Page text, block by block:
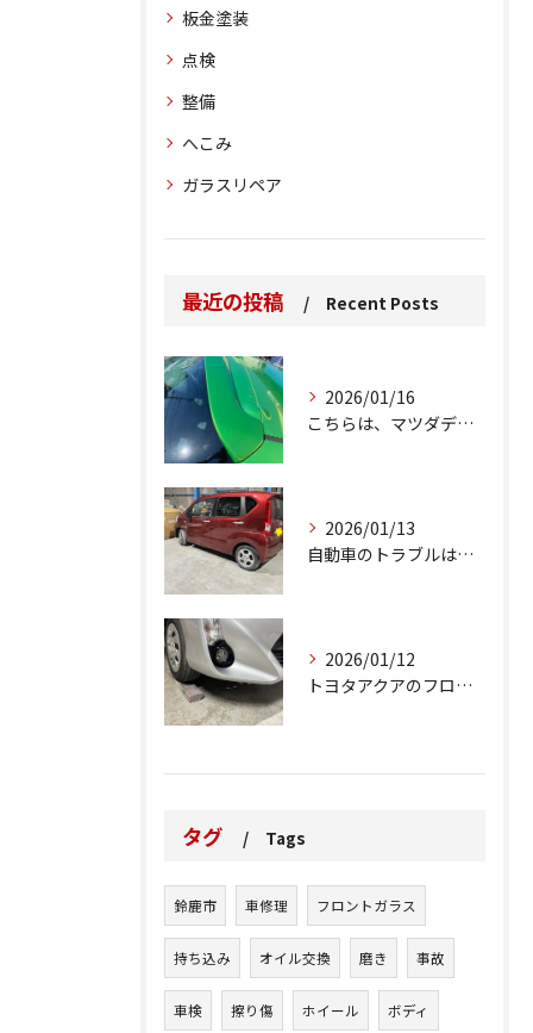
板金塗装
点検
整備
へこみ
ガラスリペア
最近の投稿 Recent Posts
2026/01/16
こちらは、マツダデミオのゲートのルーフスポイラーで、経年劣化...
2026/01/13
自動車のトラブルは、日常生活において避けられない出来事の一つ...
2026/01/12
トヨタアクアのフロントバンパーの右下側を縁石にぶつけてできた...
タグ Tags
鈴鹿市 車修理 フロントガラス
持ち込み オイル交換 磨き 事故
車検 擦り傷 ホイール ボディ